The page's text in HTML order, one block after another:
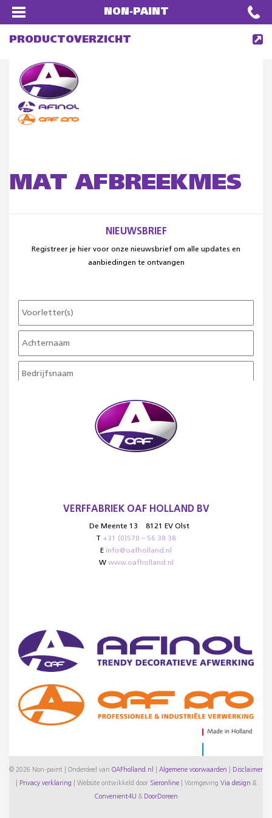
NON-PAINT
PRODUCTOVERZICHT
MAT AFBREEKMES
NIEUWSBRIEF
Registreer je hier voor onze nieuwsbrief om alle updates en
aanbiedingen te ontvangen
VERFFABRIEK OAF HOLLAND BV
De Meente 13
8121 EV Olst
T +31 (0)570 – 56 38 38
E info@oafholland.nl
W www.oafholland.nl
© 2026 Non-paint | Onderdeel van OAFholland.nl Algemene voorwaarden Disclaimer
Privacy verklaring Website ontwikkeld door Sieronline Vormgeving Via design &
Convenient4U & DoorDoreen